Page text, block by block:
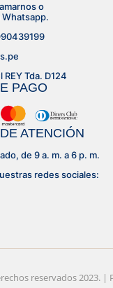
o
REY Tda. D124
PAGO
ATENCIÓN
de 9 a. m. a 6 p. m.
redes sociales:
porLujhon – Agencia
reservados 2023. |